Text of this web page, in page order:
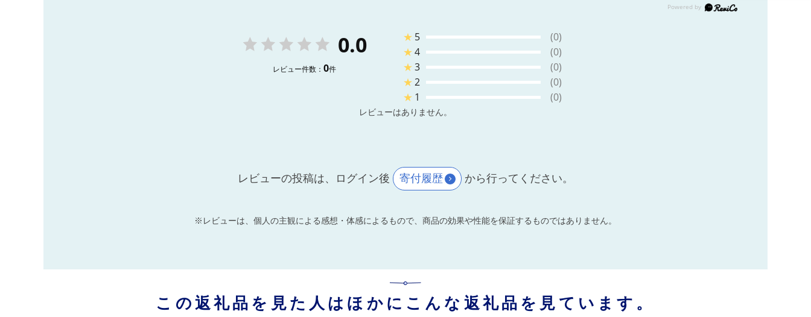
0.0
レビュー件数： 0件
★ 5
(0)
★4
(0)
★3
(0)
★2
(0)
★ 1 (0)
レビューはありません。
レビューの投稿は、ログイン後 寄付履歴 から行ってください。
※レビューは、個人の主観による感想・体感によるもので、商品の効果や性能を保証するものではありません。
この返礼品を見た人はほかにこんな返礼品を見ています。